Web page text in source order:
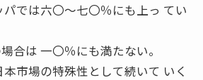
では六〇〜七〇％にも上っ てい
合は 一〇％にも満たない。
市場の特殊性として続いて いく